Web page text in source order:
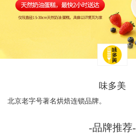
味多美
北京老字号著名烘焙连锁品牌。
-品牌推荐-